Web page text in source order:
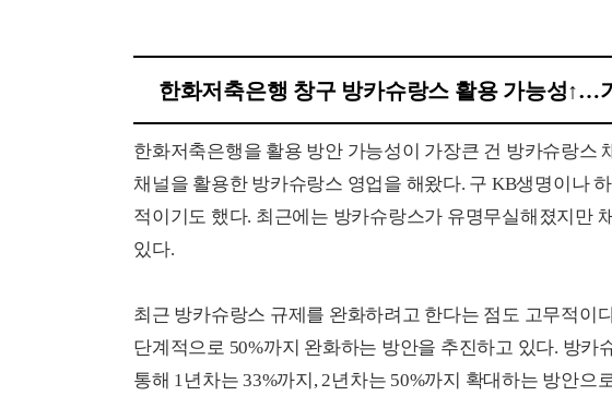
한화저축은행 창구 방카슈랑스 활용 가능성↑…
한화저축은행을 활용 방안 가능성이 가장큰 건 방카슈랑스
채널을 활용한 방카슈랑스 영업을 해왔다. 구 KB생명이나
적이기도 했다. 최근에는 방카슈랑스가 유명무실해졌지만
있다.
최근 방카슈랑스 규제를 완화하려고 한다는 점도 고무적이
단계적으로 50%까지 완화하는 방안을 추진하고 있다. 방카
통해 1년차는 33%까지, 2년차는 50%까지 확대하는 방안으